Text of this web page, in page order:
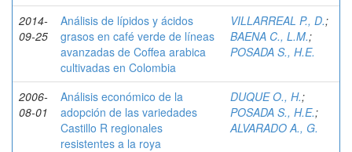
2014-
09-25
Análisis de lípidos y ácidos
grasos en café verde de líneas
avanzadas de Coffea arabica
cultivadas en Colombia
VILLARREAL P., D.;
BAENA C., L.M.;
POSADA S., H.E.
2006-
08-01
Análisis económico de la
adopción de las variedades
Castillo R regionales
resistentes a la roya
DUQUE O., H.;
POSADA S., H.E.;
ALVARADO A., G.